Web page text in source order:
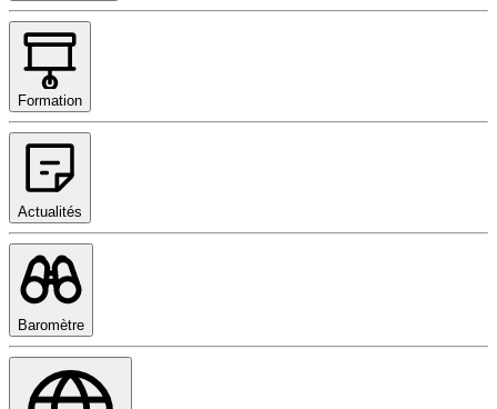
Formation
Actualités
Baromètre